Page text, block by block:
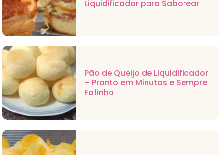
Liquidificador para Saborear
Pão de Queijo de Liquidificador
– Pronto em Minutos e Sempre
Fofinho